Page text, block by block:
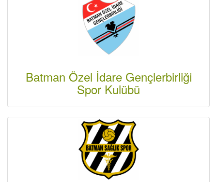
Batman Özel İdare Gençlerbirliği
Spor Kulübü